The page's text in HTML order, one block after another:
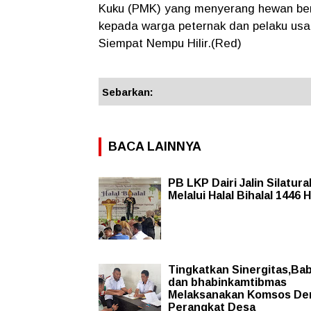
Kuku (PMK) yang menyerang hewan
kepada warga peternak dan pelaku
Siempat Nempu Hilir.(Red)
Sebarkan:
BACA LAINNYA
PB LKP Dairi Jalin
Melalui Halal Bihalal 1446
Tingkatkan
dan bhabinkamtibmas
Melaksanakan Komsos
Perangkat Desa